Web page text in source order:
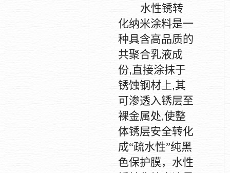
水性锈转
化纳米涂料是一
种具含高品质的
共聚合乳液成
份,直接涂抹于
锈蚀钢材上,其
可渗透入锈层至
裸金属处,使整
体锈层安全转化
成“疏水性”纯黑
色保护膜，水性